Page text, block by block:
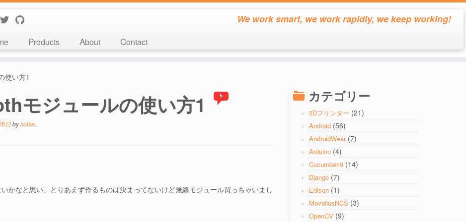
We work smart, we work rapidly, we keep working!
Products About Contact
使い方1
モジュールの使い方1 5
日bykoike.
かなと思い、とりあえず作るものは決まってないけど無線モジュール買っちゃいまし
カテゴリー
3Dプリンター (21)
Android (56)
AndroidWear(7)
Arduino (4)
Cucumber-9 (14)
Django (7)
Edison (1)
MovidiusNCS (3)
OpenCV (9)